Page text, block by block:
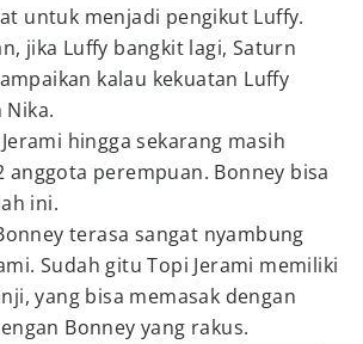
untuk menjadi pengikut Luffy.
jika Luffy bangkit lagi, Saturn
kalau kekuatan Luffy
Nika.
hingga sekarang masih
anggota perempuan. Bonney bisa
ini.
terasa sangat nyambung
Sudah gitu Topi Jerami memiliki
yang bisa memasak dengan
Bonney yang rakus.